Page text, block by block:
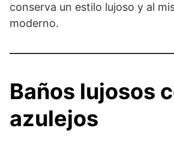
conserva un estilo lujoso y al
moderno.
Baños lujosos
azulejos